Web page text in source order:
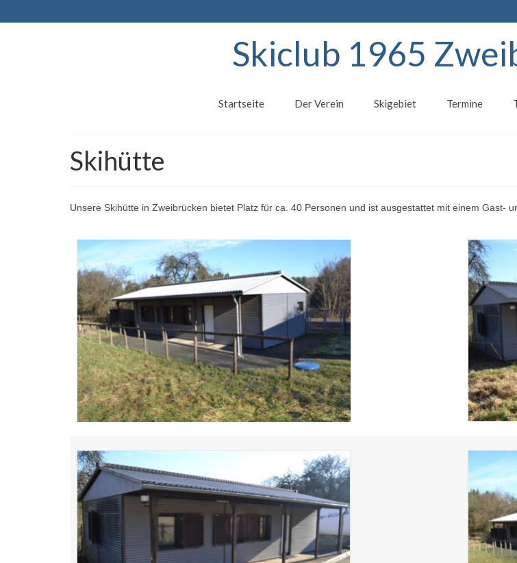
Skiclub 1965
Startseite Der Verein Skigebiet Termine
Skihütte
Unsere Skihütte in Zweibrücken bietet Platz für ca. 40 Personen und ist ausgestattet mit einem Gast-